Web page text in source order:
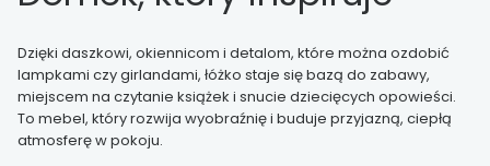
Dzięki daszkowi, okiennicom i detalom, które można ozdobić
lampkami czy girlandami, łóżko staje się bazą do zabawy,
miejscem na czytanie książek i snucie dziecięcych opowieści.
To mebel, który rozwija wyobraźnię i buduje przyjazną, ciepłą
atmosferę w pokoju.